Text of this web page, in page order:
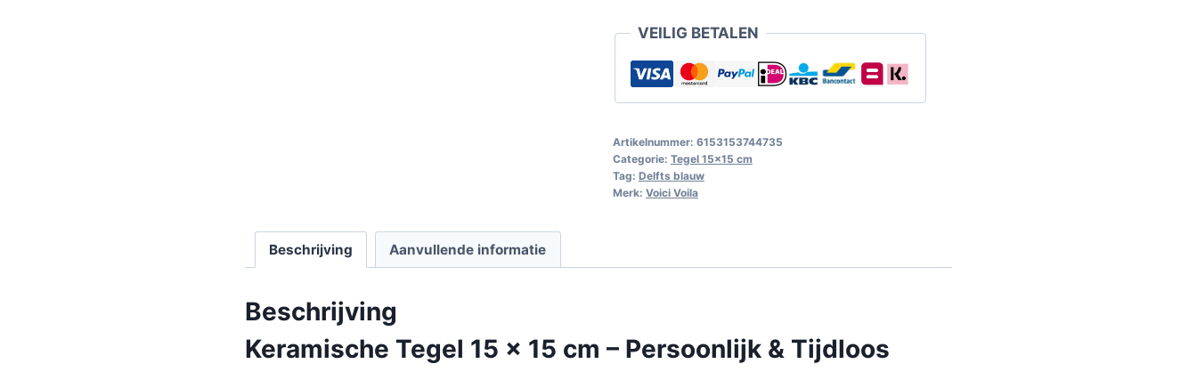
VEILIG BETALEN
Artikelnummer: 6153153744735
Categorie: Tegel 15x15 cm
Tag: Delfts blauw
Merk: Voici Voila
Beschrijving Aanvullende informatie
Beschrijving
Keramische Tegel 15 x 15 cm – Persoonlijk & Tijdloos